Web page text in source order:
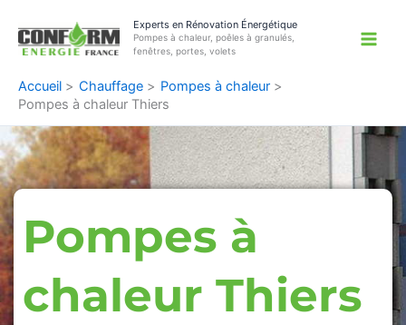
contenu
Experts en Rénovation Énergétique
Pompes à chaleur, poêles à granulés,
fenêtres, portes, volets
Accueil Chauffage
Pompes à chaleur
Pompes à chaleur Thiers
Pompes à
chaleur Thiers